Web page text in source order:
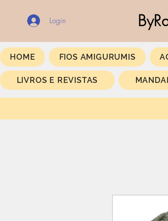
Login
HOME FIOS AMIGURUMIS
LIVROS E REVISTAS
Portes